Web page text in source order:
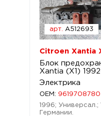
арт. A512693
Citroen Xantia
Блок
Xantia (X1)
Электрика
OEM: 9619708780
1996; Универсал.;
Германии.